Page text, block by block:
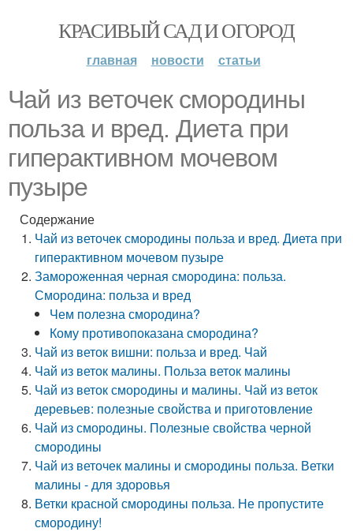
КРАСИВЫЙ САД И ОГОРОД
главная новости статьи
Чай из веточек смородины
польза и вред. Диета при
гиперактивном мочевом
пузыре
Содержание
Чай из веточек смородины польза и вред. Диета при
гиперактивном мочевом пузыре
Замороженная черная смородина: польза.
Смородина: польза и вред
Чем полезна смородина?
Кому противопоказана смородина?
Чай из веток вишни: польза и вред. Чай
Чай из веток малины. Польза веток малины
Чай из веток смородины и малины. Чай из веток
деревьев: полезные свойства и приготовление
Чай из смородины. Полезные свойства черной
смородины
Чай из веточек малины и смородины польза. Ветки
малины - для здоровья
Ветки красной смородины польза. Не пропустите
смородину!